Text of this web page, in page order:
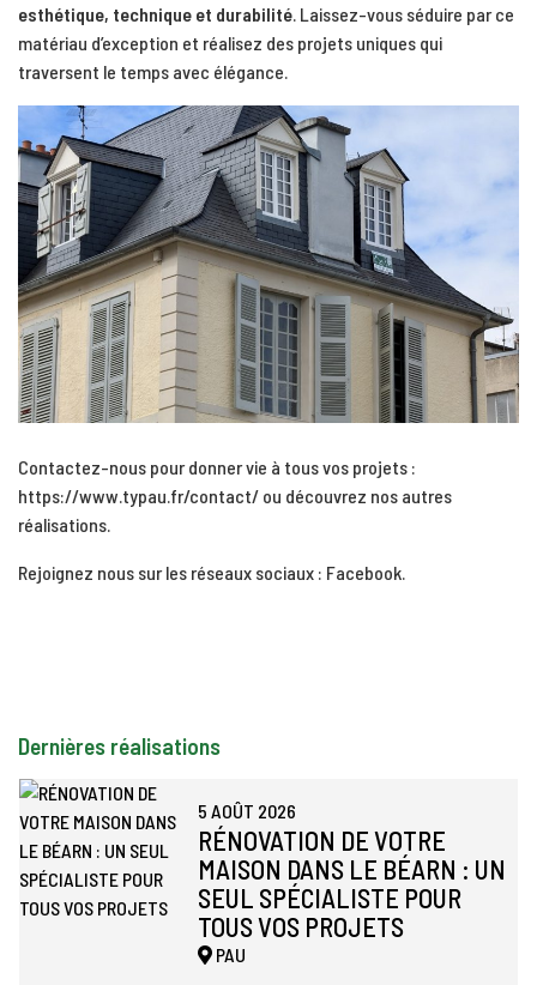
esthétique, technique et durabilité. Laissez-vous séduire par ce
matériau d’exception et réalisez des projets uniques qui
traversent le temps avec élégance.
Contactez-nous pour donner vie à tous vos projets :
https://www.typau.fr/contact/ ou découvrez nos autres
réalisations.
Rejoignez nous sur les réseaux sociaux : Facebook.
Dernières réalisations
5 AOÛT 2026
RÉNOVATION DE VOTRE
MAISON DANS LE BÉARN : UN
SEUL SPÉCIALISTE POUR
TOUS VOS PROJETS
PAU